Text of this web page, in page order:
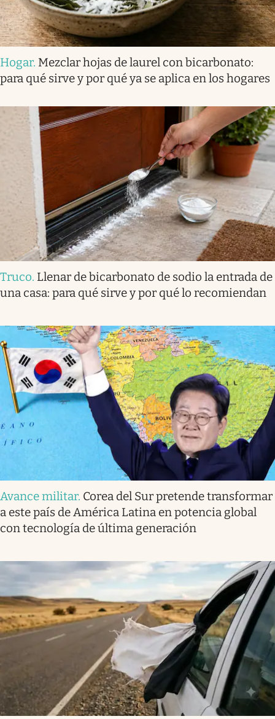
Hogar. Mezclar hojas de laurel con bicarbonato:
para qué sirve y por qué ya se aplica en los hogares
Truco. Llenar de bicarbonato de sodio la entrada de
una casa: para qué sirve y por qué lo recomiendan
Avance militar. Corea del Sur pretende transformar
a este país de América Latina en potencia global
con tecnología de última generación